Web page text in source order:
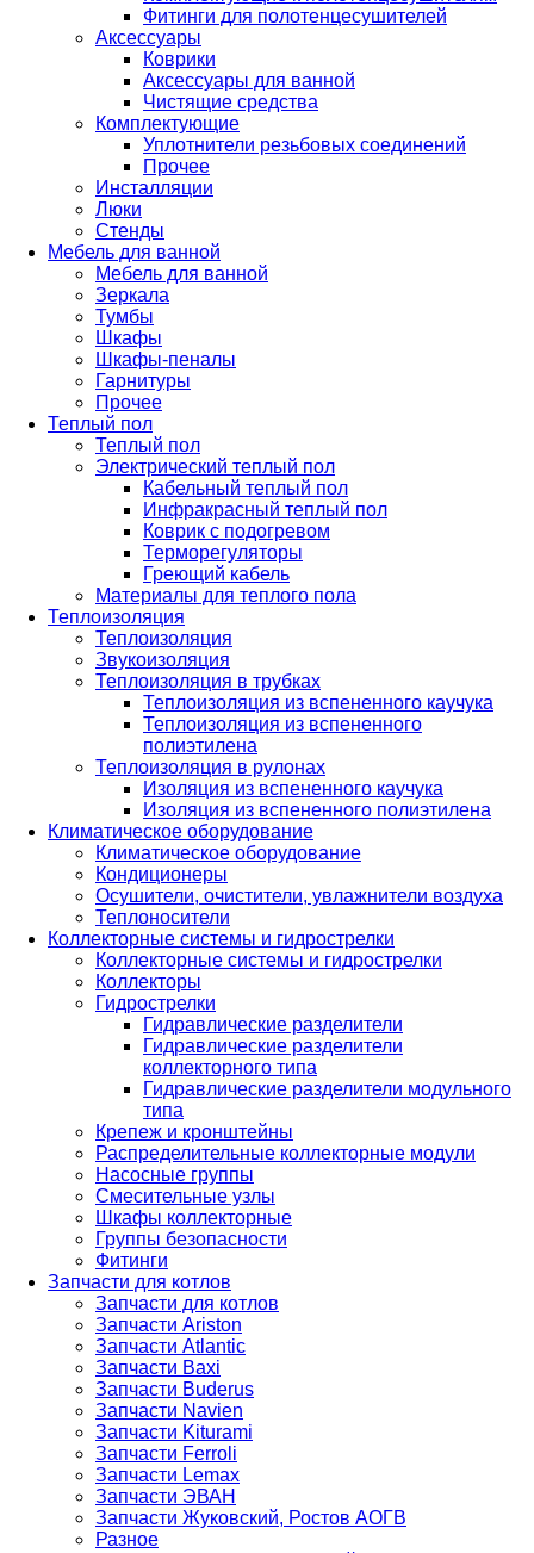
Фитинги для полотенцесушителей
Аксессуары
Коврики
Аксессуары для ванной
Чистящие средства
Комплектующие
Уплотнители резьбовых соединений
Прочее
Инсталляции
Люки
Стенды
Мебель для ванной
Мебель для ванной
Зеркала
Тумбы
Шкафы
Шкафы-пеналы
Гарнитуры
Прочее
Теплый пол
Теплый пол
Электрический теплый пол
Кабельный теплый пол
Инфракрасный теплый пол
Коврик с подогревом
Терморегуляторы
Греющий кабель
Материалы для теплого пола
Теплоизоляция
Теплоизоляция
Звукоизоляция
Теплоизоляция в трубках
Теплоизоляция из вспененного каучука
Теплоизоляция из вспененного
полиэтилена
Теплоизоляция в рулонах
Изоляция из вспененного каучука
Изоляция из вспененного полиэтилена
Климатическое оборудование
Климатическое оборудование
Кондиционеры
Осушители, очистители, увлажнители воздуха
Теплоносители
Коллекторные системы и гидрострелки
Коллекторные системы и гидрострелки
Коллекторы
Гидрострелки
Гидравлические разделители
Гидравлические разделители
коллекторного типа
Гидравлические разделители модульного
типа
Крепеж и кронштейны
Распределительные коллекторные модули
Насосные группы
Смесительные узлы
Шкафы коллекторные
Группы безопасности
Фитинги
Запчасти для котлов
Запчасти для котлов
Запчасти Ariston
Запчасти Atlantic
Запчасти Baxi
Запчасти Buderus
Запчасти Navien
Запчасти Kiturami
Запчасти Ferroli
Запчасти Lemax
Запчасти ЭВАН
Запчасти Жуковский, Ростов АОГВ
Разное